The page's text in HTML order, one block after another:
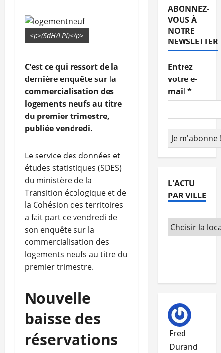
<p>(SdH/LPI)</p>
C’est ce qui ressort de la
dernière enquête sur la
commercialisation des
logements neufs au titre
du premier trimestre,
publiée vendredi.
Le service des données et
études statistiques (SDES)
du ministère de la
Transition écologique et de
la Cohésion des territoires
a fait part ce vendredi de
son enquête sur la
commercialisation des
logements neufs au titre du
premier trimestre.
Nouvelle
baisse des
réservations
ABONNEZ-
VOUS À
NOTRE
NEWSLETTER
Entrez
votre e-
mail *
L'ACTU
PAR VILLE
Fred
Durand